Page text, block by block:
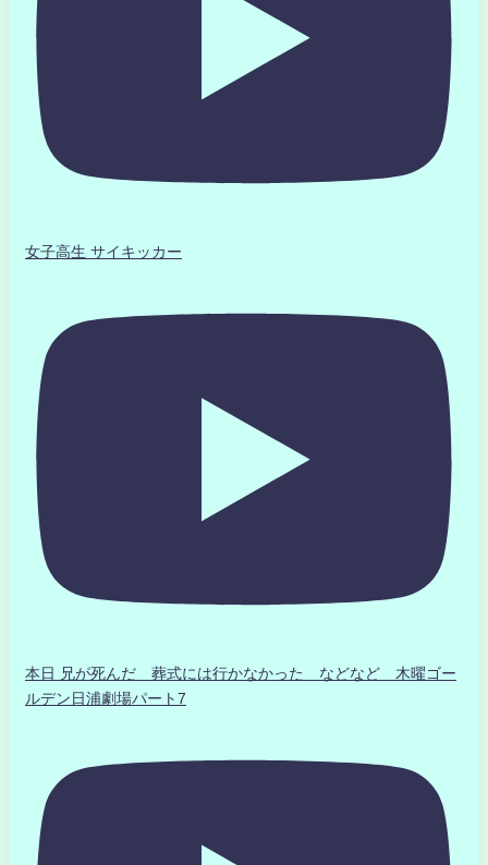
女子高生 サイキッカー
本日 兄が死んだ 葬式には行かなかった などなど 木曜ゴー
ルデン日浦劇場パート7